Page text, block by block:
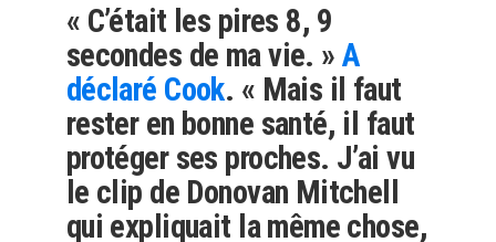
« C’était les pires 8, 9
secondes de ma vie. »A
déclaré Cook. « Mais il faut
rester en bonne santé, il faut
protéger ses proches. J’ai vu
le clip de Donovan Mitchell
qui expliquait la même chose,